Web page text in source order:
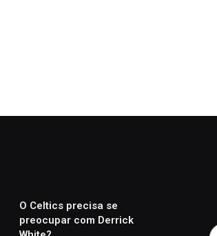
O Celtics precisa se
preocupar com Derrick